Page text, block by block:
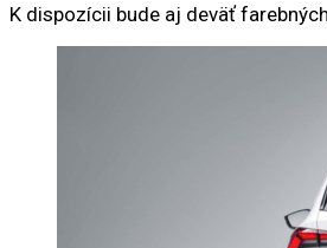
K dispozícii bude aj deväť